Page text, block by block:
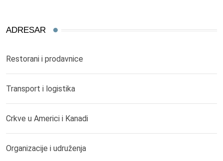
ADRESAR
Restorani i prodavnice
Transport i logistika
Crkve u Americi i Kanadi
Organizacije i udruženja